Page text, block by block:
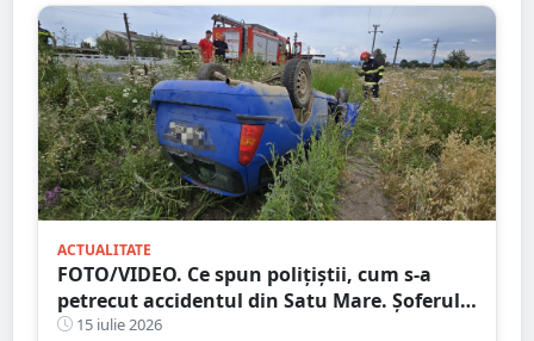
ACTUALITATE
FOTO/VIDEO. Ce spun polițiștii, cum s-a
petrecut accidentul din Satu Mare. Șoferul a
ajuns cu mașina răsturnată în șanț
15 iulie 2026